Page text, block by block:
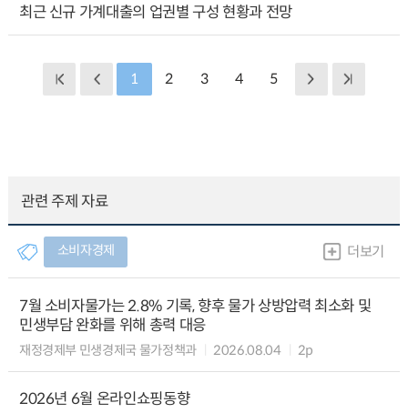
최근 신규 가계대출의 업권별 구성 현황과 전망
1 2 3 4 5
관련 주제 자료
소비자경제 더보기
7월 소비자물가는 2.8% 기록, 향후 물가 상방압력 최소화 및
민생부담 완화를 위해 총력 대응
재정경제부 민생경제국 물가정책과 2026.08.04 2p
2026년 6월 온라인쇼핑동향